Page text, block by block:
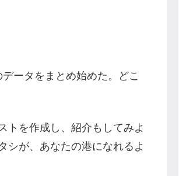
ータをまとめ始めた。どこ
トを作成し、紹介もしてみよ
シが、あなたの港になれるよ